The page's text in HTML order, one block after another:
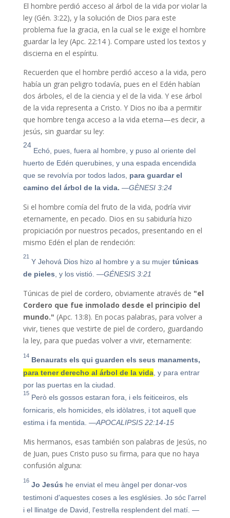
El hombre perdió acceso al árbol de la vida por violar la
ley (Gén. 3:22), y la solución de Dios para este
problema fue la gracia, en la cual se le exige el hombre
guardar la ley (Apc. 22:14 ). Compare usted los textos y
discierna en el espíritu.
Recuerden que el hombre perdió acceso a la vida, pero
había un gran peligro todavía, pues en el Edén habían
dos árboles, el de la ciencia y el de la vida. Y ese árbol
de la vida representa a Cristo. Y Dios no iba a permitir
que hombre tenga acceso a la vida eterna—es decir, a
jesús, sin guardar su ley:
24
Echó, pues, fuera al hombre, y puso al oriente del
huerto de Edén querubines, y una espada encendida
que se revolvía por todos lados, para guardar el
camino del árbol de la vida. —GÈNESI 3:24
Si el hombre comía del fruto de la vida, podría vivir
eternamente, en pecado. Dios en su sabiduría hizo
propiciación por nuestros pecados, presentando en el
mismo Edén el plan de rendeción:
21
Y Jehová Dios hizo al hombre y a su mujer túnicas
de pieles , y los vistió. —GÉNESIS 3:21
Túnicas de piel de cordero, obviamente através de "el
Cordero que fue inmolado desde el principio del
mundo." (Apc. 13:8). En pocas palabras, para volver a
vivir, tienes que vestirte de piel de cordero, guardando
la ley, para que puedas volver a vivir, eternamente:
14 Benaurats els qui guarden els seus manaments,
para tener derecho al árbol de la vida, y para entrar
por las puertas en la ciudad.
15Però els gossos estaran fora, i els feiticeiros, els
fornicaris, els homicides, els idòlatres, i tot aquell que
estima i fa mentida. —APOCALIPSIS 22:14-15
Mis hermanos, esas también son palabras de Jesús, no
de Juan, pues Cristo puso su firma, para que no haya
confusión alguna:
16 Jo Jesús he enviat el meu àngel per donar-vos
testimoni d'aquestes coses a les esglésies. Jo sóc l'arrel
i el llinatge de David, l'estrella resplendent del matí. —